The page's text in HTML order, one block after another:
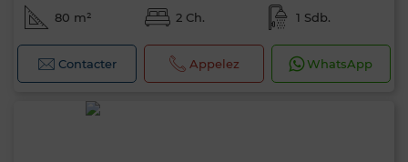
80 m² 2 Ch. 1 Sdb.
Contacter Appelez WhatsApp